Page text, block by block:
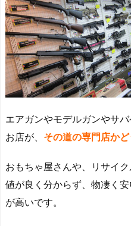
エアガンやモデルガンやサ
お店が、 その道の専門店か
おもちゃ屋さんや、リサイ
値が良く分からず、物凄く
が高いです。